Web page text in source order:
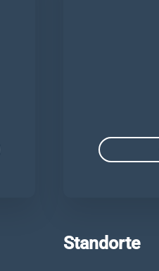
Standorte